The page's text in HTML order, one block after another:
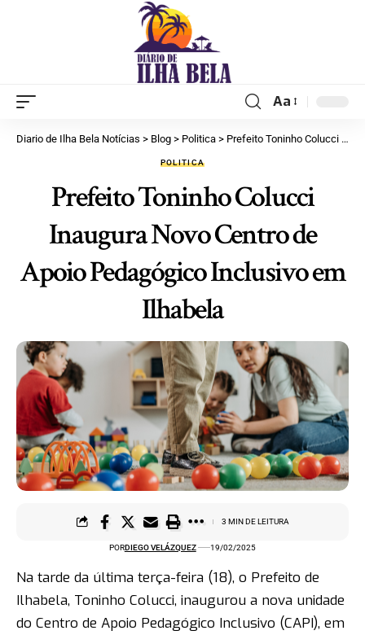
Aa
Diario de Ilha Bela Notícias > Blog > Politica > Prefeito Toninho Colucci Inaugura Novo Centro de Apoio Pedagógico Inclusivo em Ilhabela
POLITICA
Prefeito Toninho Colucci
Inaugura Novo Centro de
Apoio Pedagógico Inclusivo em
Ilhabela
PORDIEGO VELÁZQUEZ 19/02/2025
3 MIN DE LEITURA
Na tarde da última terça-feira (18), o Prefeito de
Ilhabela, Toninho Colucci, inaugurou a nova unidade
do Centro de Apoio Pedagógico Inclusivo (CAPI), em